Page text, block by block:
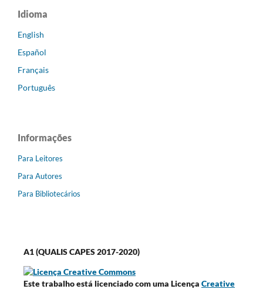
Idioma
English
Español
Français
Português
Informações
Para Leitores
Para Autores
Para Bibliotecários
A1 (QUALIS CAPES 2017-2020)
Este trabalho está licenciado com uma Licença Creative